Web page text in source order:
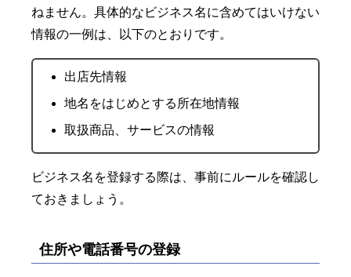
ねません。具体的なビジネス名に含めてはいけない
情報の一例は、以下のとおりです。
出店先情報
地名をはじめとする所在地情報
取扱商品、サービスの情報
ビジネス名を登録する際は、事前にルールを確認し
ておきましょう。
住所や電話番号の登録